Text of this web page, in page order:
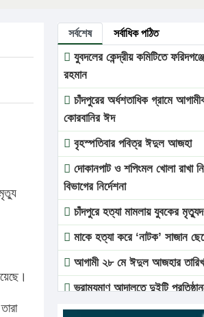
সর্বশেষ সর্বাধিক পঠিত
যুবদলের কেন্দ্রীয় কমিটিতে
রহমান
চাঁদপুরের অর্ধশতাধিক গ্রামে
কোরবানির ঈদ
বৃহস্পতিবার পবিত্র ঈদুল আজহা
দোকানপাট ও শপিংমল খোলা রাখা
বিভাগের নির্দেশনা
চাঁদপুরে হত্যা মামলায় যুবকের
মাকে হত্যা করে ‘নাটক’ সাজান
আগামী ২৮ মে ঈদুল আজহার
ভ্রাম্যমাণ আদালতে দুইটি